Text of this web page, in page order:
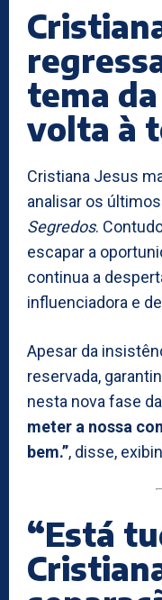
tema
volta à
Cristiana Jesus
analisar os
Segredos.
escapar a
continua a
influenciadora e
Apesar da
reservada,
nesta nova fase
meter a nossa
bem.”, disse,
“Está